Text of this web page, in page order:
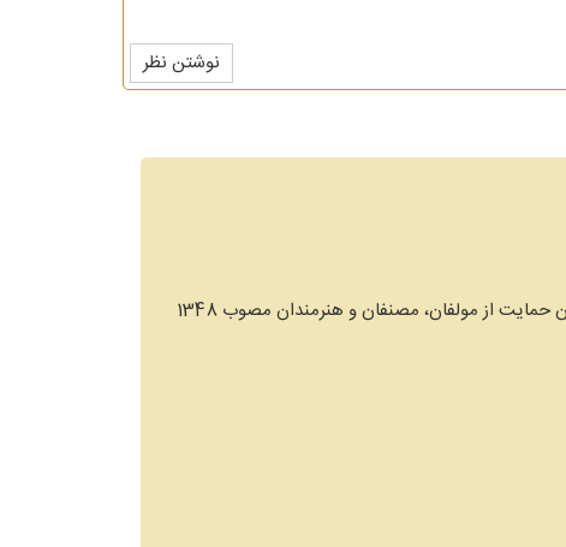
نوشتن نظر
مالکیت فکری یک اثر، دو حق را برای پدیدآورنده ایجاد می‌‌کند: حق مادی و حق معنوی. لطفا به مواد زیر از قانون حمایت از مولفان، مصنفان و هنرمندان مصوب 1348